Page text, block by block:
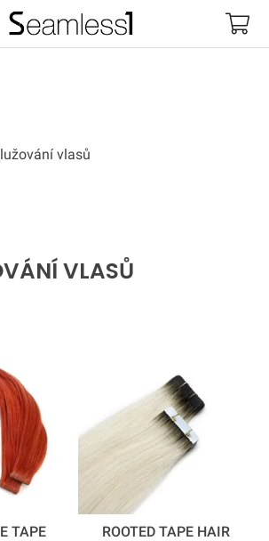
vlasů
VLASŮ
TAPE
ROOTED TAPE HAIR